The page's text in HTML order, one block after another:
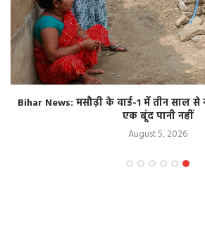
Bihar News: मसौढ़ी के वार्ड-1 में तीन साल
एक बूंद पानी नहीं
August 5, 2026